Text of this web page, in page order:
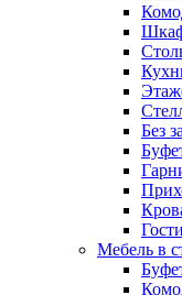
Без
Мебель в